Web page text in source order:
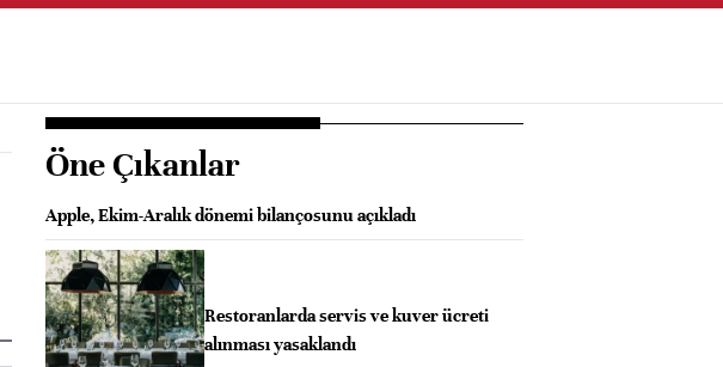
Öne Çıkanlar
Apple, Ekim-Aralık dönemi bilançosunu açıkladı
Restoranlarda servis ve kuver ücreti
alınması yasaklandı